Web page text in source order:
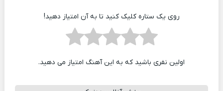
روی یک ستاره کلیک کنید تا به آن امتیاز دهید!
اولین نفری باشید که به این آهنگ امتیاز می دهید.